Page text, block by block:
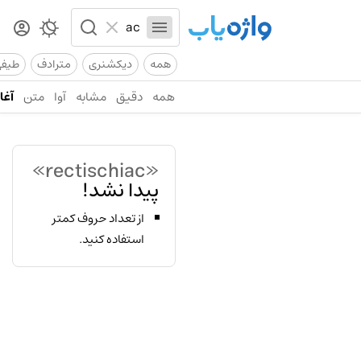
همه دیکشنری مترادف
همه دقیق مشابه آوا متن
«rectischiac»
پیدا نشد!
از تعداد حروف کمتر
استفاده کنید.